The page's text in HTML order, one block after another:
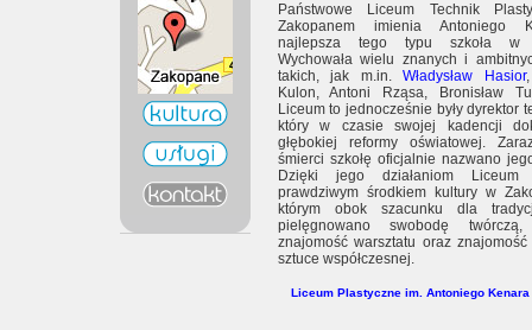
Państwowe Liceum Technik
Zakopanem imienia Antoniego
najlepsza tego typu szkoła w
Wychowała wielu znanych i
takich, jak m.in.Władysław Hasior
Kulon, Antoni Rząsa, Bronisław
Liceum to jednocześnie były dyrektor
który w czasie swojej kadencji
głębokiej reformy oświatowej.
śmierci szkołę oficjalnie nazwano
Dzięki jego działaniom Liceum
prawdziwym środkiem kultury w
którym obok szacunku dla
pielęgnowano swobodę twórczą,
znajomość warsztatu oraz
sztuce współczesnej.
Liceum Plastyczne im. Antoniego Kenara